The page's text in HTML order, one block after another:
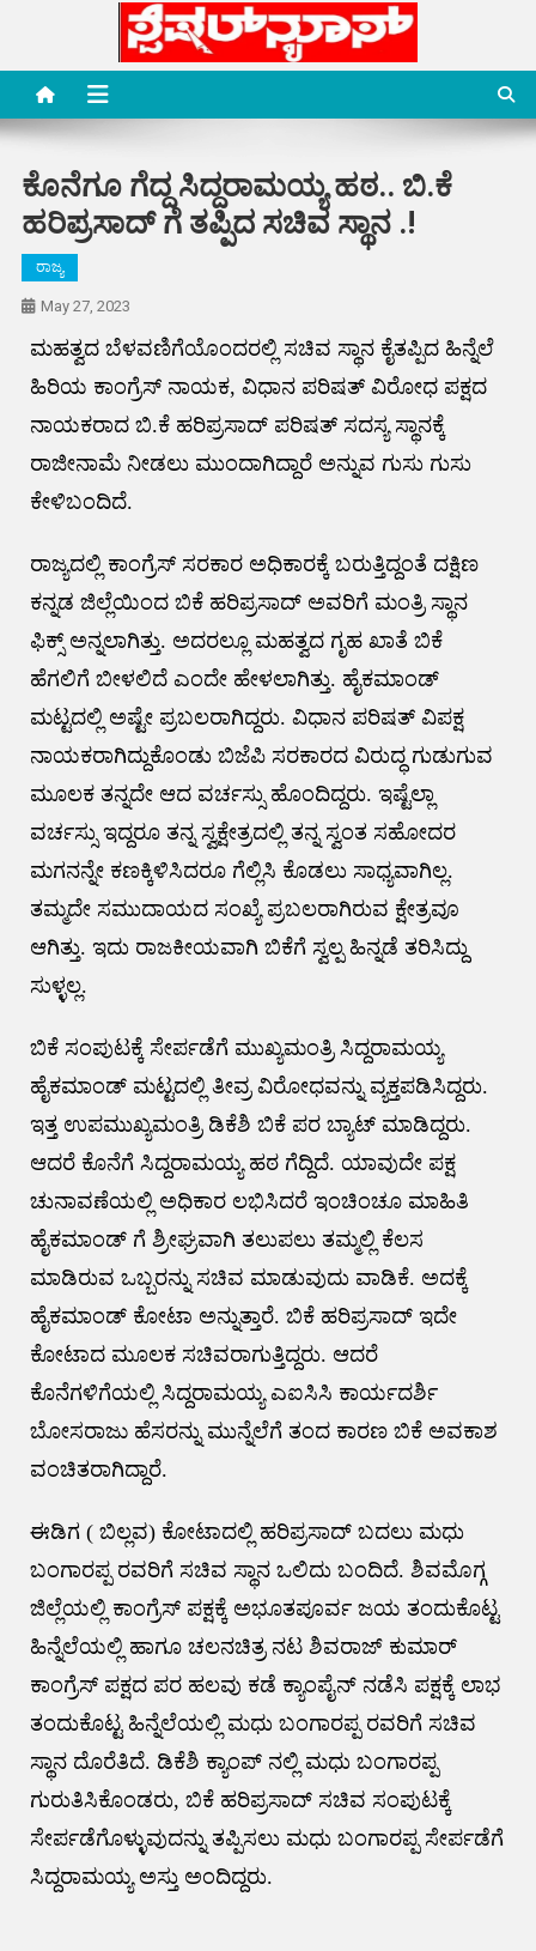
content
Special News Media
Special News Media
ಕೊನೆಗೂ ಗೆದ್ದ ಸಿದ್ದರಾಮಯ್ಯ ಹಠ.. ಬಿ.ಕೆ
ಹರಿಪ್ರಸಾದ್ ಗೆ ತಪ್ಪಿದ ಸಚಿವ ಸ್ಥಾನ .!
ರಾಜ್ಯ
May 27, 2023
ಮಹತ್ವದ ಬೆಳವಣಿಗೆಯೊಂದರಲ್ಲಿ ಸಚಿವ ಸ್ಥಾನ ಕೈತಪ್ಪಿದ ಹಿನ್ನೆಲೆ
ಹಿರಿಯ ಕಾಂಗ್ರೆಸ್ ನಾಯಕ, ವಿಧಾನ ಪರಿಷತ್ ವಿರೋಧ ಪಕ್ಷದ
ನಾಯಕರಾದ ಬಿ.ಕೆ ಹರಿಪ್ರಸಾದ್ ಪರಿಷತ್ ಸದಸ್ಯ ಸ್ಥಾನಕ್ಕೆ
ರಾಜೀನಾಮೆ ನೀಡಲು ಮುಂದಾಗಿದ್ದಾರೆ ಅನ್ನುವ ಗುಸು ಗುಸು
ಕೇಳಿಬಂದಿದೆ.
ರಾಜ್ಯದಲ್ಲಿ ಕಾಂಗ್ರೆಸ್ ಸರಕಾರ ಅಧಿಕಾರಕ್ಕೆ ಬರುತ್ತಿದ್ದಂತೆ ದಕ್ಷಿಣ
ಕನ್ನಡ ಜಿಲ್ಲೆಯಿಂದ ಬಿಕೆ ಹರಿಪ್ರಸಾದ್ ಅವರಿಗೆ ಮಂತ್ರಿ ಸ್ಥಾನ
ಫಿಕ್ಸ್ ಅನ್ನಲಾಗಿತ್ತು. ಅದರಲ್ಲೂ ಮಹತ್ವದ ಗೃಹ ಖಾತೆ ಬಿಕೆ
ಹೆಗಲಿಗೆ ಬೀಳಲಿದೆ ಎಂದೇ ಹೇಳಲಾಗಿತ್ತು. ಹೈಕಮಾಂಡ್
ಮಟ್ಟದಲ್ಲಿ ಅಷ್ಟೇ ಪ್ರಬಲರಾಗಿದ್ದರು. ವಿಧಾನ ಪರಿಷತ್ ವಿಪಕ್ಷ
ನಾಯಕರಾಗಿದ್ದುಕೊಂಡು ಬಿಜೆಪಿ ಸರಕಾರದ ವಿರುದ್ಧ ಗುಡುಗುವ
ಮೂಲಕ ತನ್ನದೇ ಆದ ವರ್ಚಸ್ಸು ಹೊಂದಿದ್ದರು. ಇಷ್ಟೆಲ್ಲಾ
ವರ್ಚಸ್ಸು ಇದ್ದರೂ ತನ್ನ ಸ್ವಕ್ಷೇತ್ರದಲ್ಲಿ ತನ್ನ ಸ್ವಂತ ಸಹೋದರ
ಮಗನನ್ನೇ ಕಣಕ್ಕಿಳಿಸಿದರೂ ಗೆಲ್ಲಿಸಿ ಕೊಡಲು ಸಾಧ್ಯವಾಗಿಲ್ಲ.
ತಮ್ಮದೇ ಸಮುದಾಯದ ಸಂಖ್ಯೆ ಪ್ರಬಲರಾಗಿರುವ ಕ್ಷೇತ್ರವೂ
ಆಗಿತ್ತು. ಇದು ರಾಜಕೀಯವಾಗಿ ಬಿಕೆಗೆ ಸ್ವಲ್ಪ ಹಿನ್ನಡೆ ತರಿಸಿದ್ದು
ಸುಳ್ಳಲ್ಲ.
ಬಿಕೆ ಸಂಪುಟಕ್ಕೆ ಸೇರ್ಪಡೆಗೆ ಮುಖ್ಯಮಂತ್ರಿ ಸಿದ್ದರಾಮಯ್ಯ
ಹೈಕಮಾಂಡ್ ಮಟ್ಟದಲ್ಲಿ ತೀವ್ರ ವಿರೋಧವನ್ನು ವ್ಯಕ್ತಪಡಿಸಿದ್ದರು.
ಇತ್ತ ಉಪಮುಖ್ಯಮಂತ್ರಿ ಡಿಕೆಶಿ ಬಿಕೆ ಪರ ಬ್ಯಾಟ್ ಮಾಡಿದ್ದರು.
ಆದರೆ ಕೊನೆಗೆ ಸಿದ್ದರಾಮಯ್ಯ ಹಠ ಗೆದ್ದಿದೆ. ಯಾವುದೇ ಪಕ್ಷ
ಚುನಾವಣೆಯಲ್ಲಿ ಅಧಿಕಾರ ಲಭಿಸಿದರೆ ಇಂಚಿಂಚೂ ಮಾಹಿತಿ
ಹೈಕಮಾಂಡ್ ಗೆ ಶ್ರೀಘ್ರವಾಗಿ ತಲುಪಲು ತಮ್ಮಲ್ಲಿ ಕೆಲಸ
ಮಾಡಿರುವ ಒಬ್ಬರನ್ನು ಸಚಿವ ಮಾಡುವುದು ವಾಡಿಕೆ. ಅದಕ್ಕೆ
ಹೈಕಮಾಂಡ್ ಕೋಟಾ ಅನ್ನುತ್ತಾರೆ. ಬಿಕೆ ಹರಿಪ್ರಸಾದ್ ಇದೇ
ಕೋಟಾದ ಮೂಲಕ ಸಚಿವರಾಗುತ್ತಿದ್ದರು. ಆದರೆ
ಕೊನೆಗಳಿಗೆಯಲ್ಲಿ ಸಿದ್ದರಾಮಯ್ಯ ಎಐಸಿಸಿ ಕಾರ್ಯದರ್ಶಿ
ಬೋಸರಾಜು ಹೆಸರನ್ನು ಮುನ್ನೆಲೆಗೆ ತಂದ ಕಾರಣ ಬಿಕೆ ಅವಕಾಶ
ವಂಚಿತರಾಗಿದ್ದಾರೆ.
ಈಡಿಗ ( ಬಿಲ್ಲವ) ಕೋಟಾದಲ್ಲಿ ಹರಿಪ್ರಸಾದ್ ಬದಲು ಮಧು
ಬಂಗಾರಪ್ಪ ರವರಿಗೆ ಸಚಿವ ಸ್ಥಾನ ಒಲಿದು ಬಂದಿದೆ. ಶಿವಮೊಗ್ಗ
ಜಿಲ್ಲೆಯಲ್ಲಿ ಕಾಂಗ್ರೆಸ್ ಪಕ್ಷಕ್ಕೆ ಅಭೂತಪೂರ್ವ ಜಯ ತಂದುಕೊಟ್ಟ
ಹಿನ್ನೆಲೆಯಲ್ಲಿ ಹಾಗೂ ಚಲನಚಿತ್ರ ನಟ ಶಿವರಾಜ್ ಕುಮಾರ್
ಕಾಂಗ್ರೆಸ್ ಪಕ್ಷದ ಪರ ಹಲವು ಕಡೆ ಕ್ಯಾಂಪೈನ್ ನಡೆಸಿ ಪಕ್ಷಕ್ಕೆ ಲಾಭ
ತಂದುಕೊಟ್ಟ ಹಿನ್ನೆಲೆಯಲ್ಲಿ ಮಧು ಬಂಗಾರಪ್ಪ ರವರಿಗೆ ಸಚಿವ
ಸ್ಥಾನ ದೊರೆತಿದೆ. ಡಿಕೆಶಿ ಕ್ಯಾಂಪ್ ನಲ್ಲಿ ಮಧು ಬಂಗಾರಪ್ಪ
ಗುರುತಿಸಿಕೊಂಡರು, ಬಿಕೆ ಹರಿಪ್ರಸಾದ್ ಸಚಿವ ಸಂಪುಟಕ್ಕೆ
ಸೇರ್ಪಡೆಗೊಳ್ಳುವುದನ್ನು ತಪ್ಪಿಸಲು ಮಧು ಬಂಗಾರಪ್ಪ ಸೇರ್ಪಡೆಗೆ
ಸಿದ್ದರಾಮಯ್ಯ ಅಸ್ತು ಅಂದಿದ್ದರು.